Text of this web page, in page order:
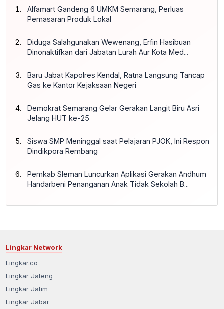
Alfamart Gandeng 6 UMKM Semarang, Perluas
Pemasaran Produk Lokal
Diduga Salahgunakan Wewenang, Erfin Hasibuan
Dinonaktifkan dari Jabatan Lurah Aur Kota Med...
Baru Jabat Kapolres Kendal, Ratna Langsung Tancap
Gas ke Kantor Kejaksaan Negeri
Demokrat Semarang Gelar Gerakan Langit Biru Asri
Jelang HUT ke-25
Siswa SMP Meninggal saat Pelajaran PJOK, Ini Respon
Dindikpora Rembang
Pemkab Sleman Luncurkan Aplikasi Gerakan Andhum
Handarbeni Penanganan Anak Tidak Sekolah B...
Lingkar Network
Lingkar.co
Lingkar Jateng
Lingkar Jatim
Lingkar Jabar